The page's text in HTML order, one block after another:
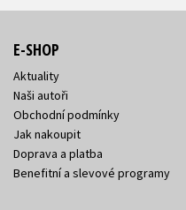
E-SHOP
Aktuality
Naši autoři
Obchodní podmínky
Jak nakoupit
Doprava a platba
Benefitní a slevové programy